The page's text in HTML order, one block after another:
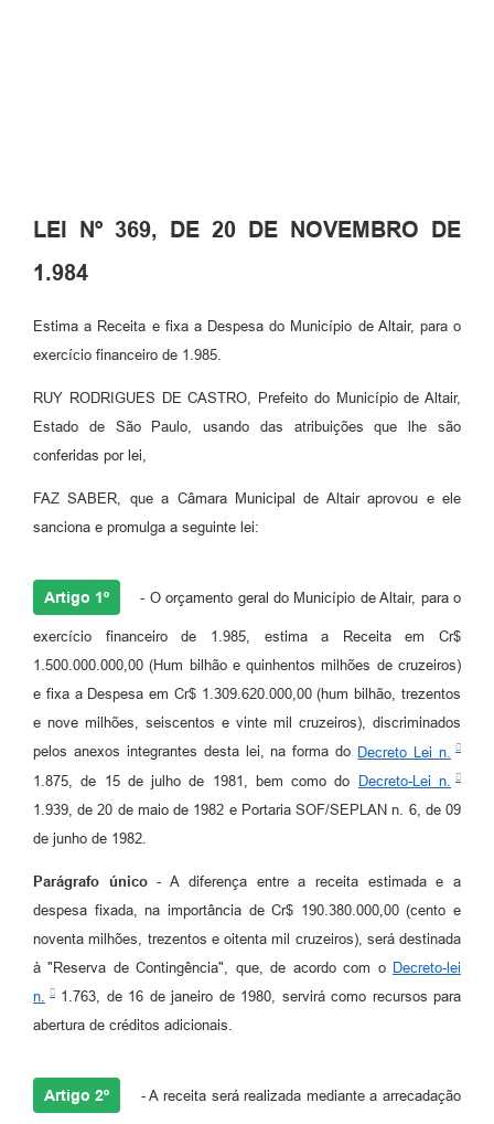
LEI Nº 369, DE 20 DE NOVEMBRO DE
1.984
Estima a Receita e fixa a Despesa do Município de Altair, para o
exercício financeiro de 1.985.
RUY RODRIGUES DE CASTRO, Prefeito do Município de Altair,
Estado de São Paulo, usando das atribuições que lhe são
conferidas por lei,
FAZ SABER, que a Câmara Municipal de Altair aprovou e ele
sanciona e promulga a seguinte lei:
Artigo 1º - O orçamento geral do Município de Altair, para o
exercício financeiro de 1.985, estima a Receita em Cr$
1.500.000.000,00 (Hum bilhão e quinhentos milhões de cruzeiros)
e fixa a Despesa em Cr$ 1.309.620.000,00 (hum bilhão, trezentos
e nove milhões, seiscentos e vinte mil cruzeiros), discriminados
pelos anexos integrantes desta lei, na forma do Decreto Lei n.
1.875, de 15 de julho de 1981, bem como do
Decreto-Lei n.
1.939, de 20 de maio de 1982 e Portaria SOF/SEPLAN n. 6, de 09
de junho de 1982.
Parágrafo único- A diferença entre a receita estimada e a
despesa fixada, na importância de Cr$ 190.380.000,00 (cento e
noventa milhões, trezentos e oitenta mil cruzeiros), será destinada
à "Reserva de Contingência", que, de acordo com o Decreto-lei
n.
1.763, de 16 de janeiro de 1980, servirá como recursos para
abertura de créditos adicionais.
Artigo 2º - A receita será realizada mediante a arrecadação